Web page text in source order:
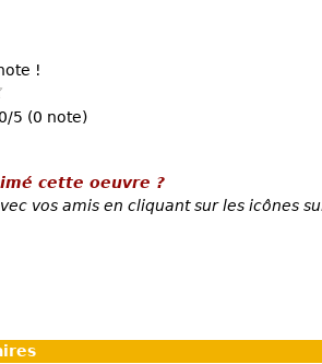
!
5 (0 note)
cette oeuvre ?
vos amis en cliquant sur les icônes